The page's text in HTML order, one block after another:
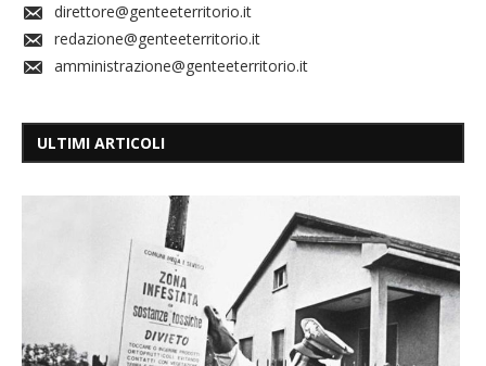
direttore@genteeterritorio.it
redazione@genteeterritorio.it
amministrazione@genteeterritorio.it
ULTIMI ARTICOLI